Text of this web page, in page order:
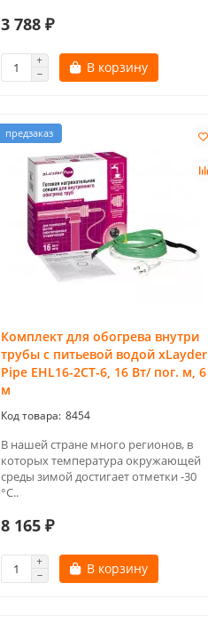
3 788 ₽
В корзину
предзаказ
Комплект для обогрева внутри
трубы с питьевой водой xLayder
Pipe EHL16-2CT-6, 16 Вт/ пог. м, 6
м
8454
В нашей стране много регионов, в
которых температура окружающей
среды зимой достигает отметки -30
°С..
8 165 ₽
В корзину